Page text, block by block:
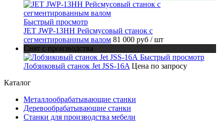
Быстрый просмотр
JET JWP-13HH Рейсмусовый станок с
сегментированным валом 81 000 руб / шт
Снят с производства
Быстрый просмотр
Лобзиковый станок Jet JSS-16A Цена по запросу
Каталог
Металлообрабатывающие станки
Деревообрабатывающие станки
Станки для производства мебели